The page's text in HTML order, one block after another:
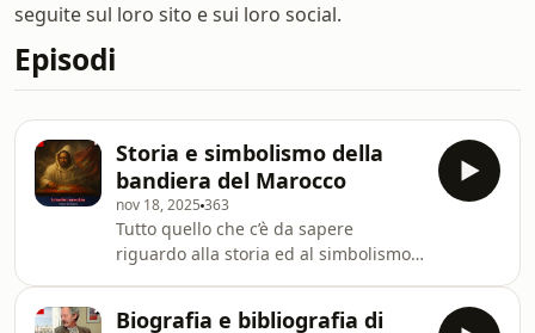
seguite sul loro sito e sui loro social.
Episodi
Storia e simbolismo della
bandiera del Marocco
nov 18, 2025 363
Tutto quello che c’è da sapere
riguardo alla storia ed al simbolismo
Biografia e bibliografia di